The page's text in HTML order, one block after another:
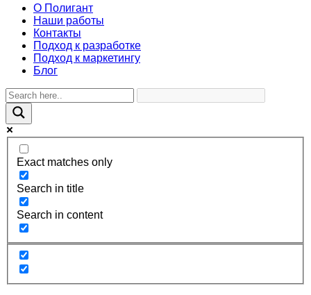
О Полигант
Наши работы
Контакты
Подход к разработке
Подход к маркетингу
Блог
Exact matches only
Search in title
Search in content